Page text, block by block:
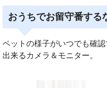
おうちでお留守番する
ペットの様子がいつでも確
出来るカメラ＆モニター。